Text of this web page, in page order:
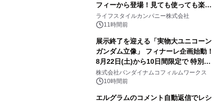
フィーから登場！見ても使っても楽し
い、ポップでキュートなコレクショ
ン。
ライフスタイルカンパニー株式会社
11時間前
展示終了を迎える「実物大ユニコーン
ガンダム立像」 フィナーレ企画始動！
8月22日(土)から10日間限定で 特別映
像『UNICORN GUNDAM Statue ―
BEYOND POSSIBILITY ―』を上映！
株式会社バンダイナムコフィルムワークス
10時間前
エルグラムのコメント自動返信でレシ